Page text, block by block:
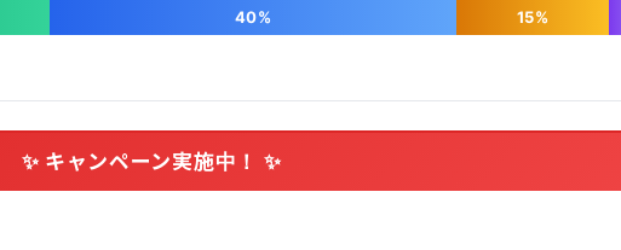
40% 15%
✨ キャンペーン実施中！ ✨